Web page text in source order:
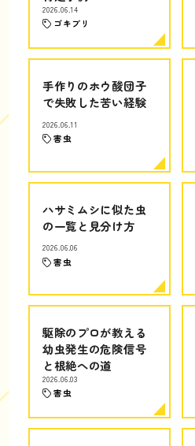
2026.06.14
ゴキブリ
手作りのホウ酸団子
で失敗した苦い経験
2026.06.11
害虫
ハサミムシに似た虫
の一覧と見分け方
2026.06.06
害虫
駆除のプロが教える
幼虫発生の危険信号
と根絶への道
2026.06.03
害虫